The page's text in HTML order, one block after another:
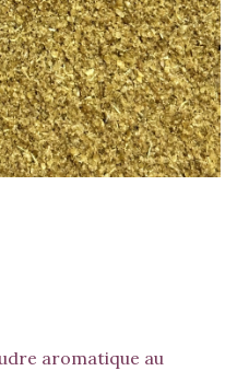
aromatique au